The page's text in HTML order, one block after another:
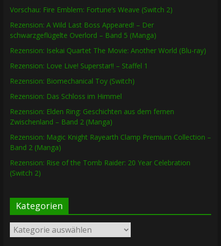
Vorschau: Fire Emblem: Fortune’s Weave (Switch 2)
Rezension: A Wild Last Boss Appeared! – Der
schwarzgeflügelte Overlord – Band 5 (Manga)
Rezension: Isekai Quartet The Movie: Another World (Blu-ray)
Rezension: Love Live! Superstar!! – Staffel 1
Rezension: Biomechanical Toy (Switch)
Rezension: Das Schloss im Himmel
Rezension: Elden Ring: Geschichten aus dem fernen
Zwischenland – Band 2 (Manga)
Rezension: Magic Knight Rayearth Clamp Premium Collection –
Band 2 (Manga)
Rezension: Rise of the Tomb Raider: 20 Year Celebration
(Switch 2)
Kategorien
Kategorien